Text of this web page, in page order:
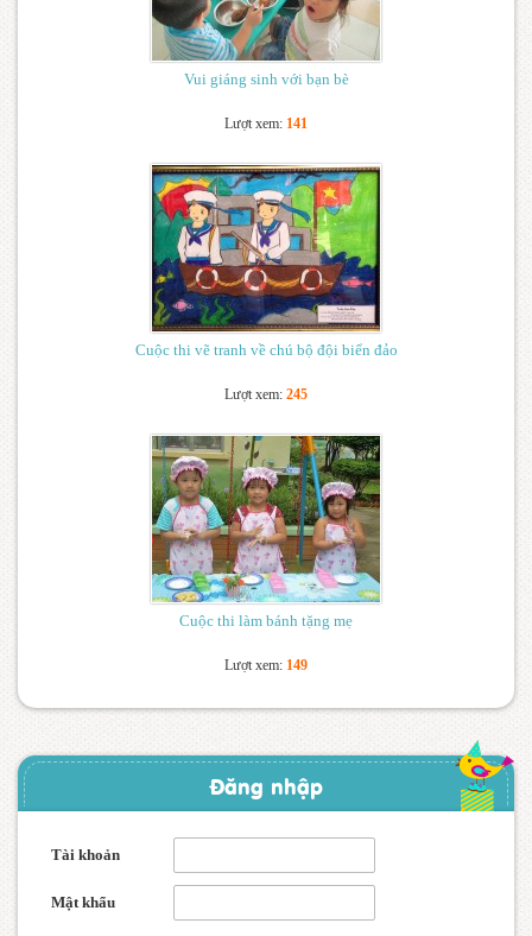
Vui giáng sinh với bạn bè
Lượt xem: 141
Cuộc thi vẽ tranh về chú bộ đội biển đảo
Lượt xem: 245
Cuộc thi làm bánh tặng mẹ
Lượt xem: 149
Đăng nhập
Tài khoản
Mật khẩu